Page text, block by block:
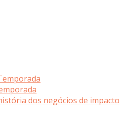
dos negócios de impacto